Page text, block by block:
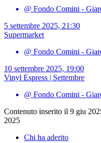
@ Fondo Comini -
5 settembre 2025, 21:30
Supermarket
@ Fondo Comini -
10 settembre 2025, 19:00
Vinyl Espress | Settembre
@ Fondo Comini -
Contenuto inserito il 9 giu
2025
Chi ha aderito